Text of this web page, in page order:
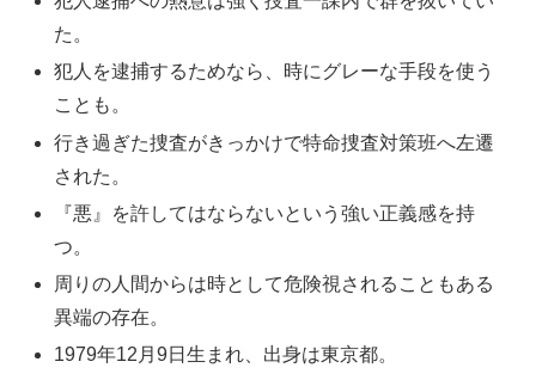
た。
犯人を逮捕するためなら、時にグレーな手段を使う
ことも。
行き過ぎた捜査がきっかけで特命捜査対策班へ左遷
された。
『悪』を許してはならないという強い正義感を持
つ。
周りの人間からは時として危険視されることもある
異端の存在。
1979年12月9日生まれ、出身は東京都。